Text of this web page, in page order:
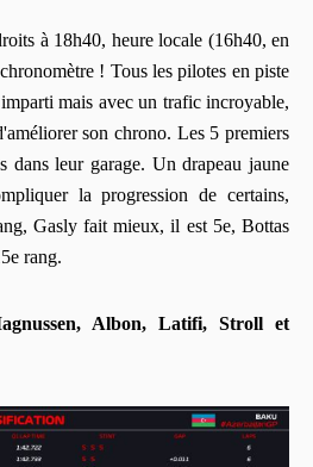
à 18h40, heure locale (16h40, en
! Tous les pilotes en piste
mais avec un trafic incroyable,
son chrono. Les 5 premiers
dans leur garage. Un drapeau jaune
la progression de certains,
Gasly fait mieux, il est 5e, Bottas
rang.
Albon, Latifi, Stroll et